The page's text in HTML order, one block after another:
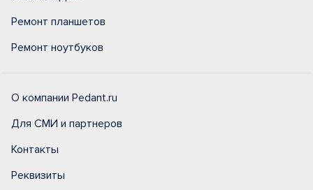
Ремонт планшетов
Ремонт ноутбуков
О компании Pedant.ru
Для СМИ и партнеров
Контакты
Реквизиты